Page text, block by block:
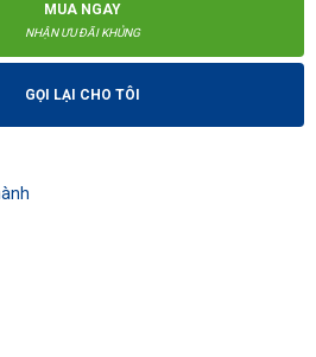
MUA NGAY
NHẬN ƯU ĐÃI KHỦNG
GỌI LẠI CHO TÔI